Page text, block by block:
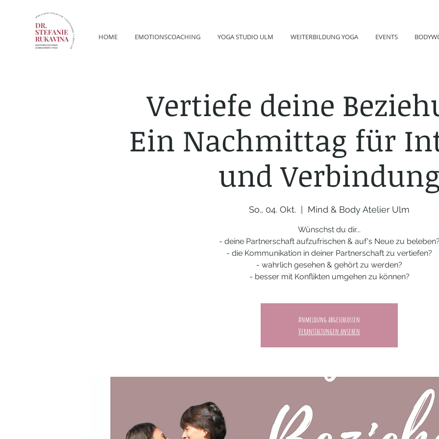
HOME EMOTIONSCOACHING YOGA STUDIO ULM WEITERBILDUNG YOGA EVENTS
Vertiefe deine
Ein Nachmittag für
und
So., 04. Okt. Mind & Body Atelier Ulm
Wünschst du dir...
- deine Partnerschaft aufzufrischen & auf's Neue zu
- die Kommunikation in deiner Partnerschaft zu vertiefen?
- wahrlich gesehen & gehört zu werden?
- besser mit Konflikten umgehen zu können?
Anmeldung abgeschlossen
Veranstaltungen ansehen